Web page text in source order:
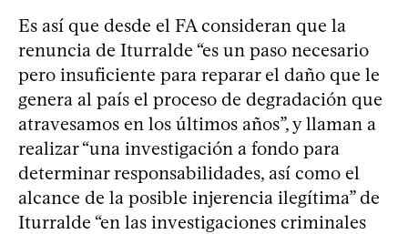
Es así que desde el FA consideran que la
renuncia de Iturralde “es un paso necesario
pero insuficiente para reparar el daño que le
genera al país el proceso de degradación que
atravesamos en los últimos años”, y llaman a
realizar “una investigación a fondo para
determinar responsabilidades, así como el
alcance de la posible injerencia ilegítima” de
Iturralde “en las investigaciones criminales